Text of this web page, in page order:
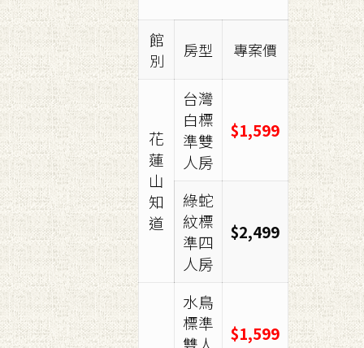
館
別
房型 專案價
花
蓮
山
知
道
台灣
白標
準雙
人房
$1,599
綠蛇
紋標
準四
人房
$2,499
水鳥
標準
雙人
$1,599